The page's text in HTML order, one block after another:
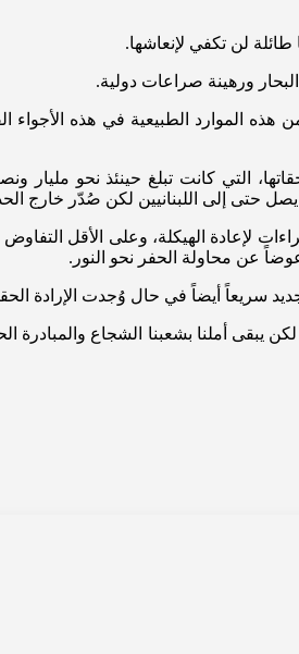
طائلة لن تكفي لإنعاشها.
ورهينة صراعات دولية.
الموارد الطبيعية في هذه الأجواء
رسمياً التمنّع عن دفع مستحقاتها، التي كانت
إجراءات لإعادة الهيكلة، وعلى الأقل
عن محاولة الحفر نحو النور.
سريعاً أيضاً في حال وُجدت الإرادة
أملنا بشعبنا الشجاع والمبادرة